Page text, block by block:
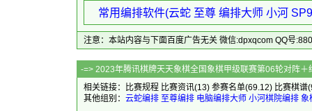
常用编排软件(云蛇 至尊 编排大师 小河
注意：本站内容与下面百度广告无关 微信:dpxqcom QQ号
-=> 2023年腾讯棋牌天天象棋全国象棋
相关链接：
比赛规程 比赛资讯(13) 参赛名单(69.12) 比赛棋谱
其他组别： 云蛇编排 至尊编排 电脑编排大师 小河棋院编排 象